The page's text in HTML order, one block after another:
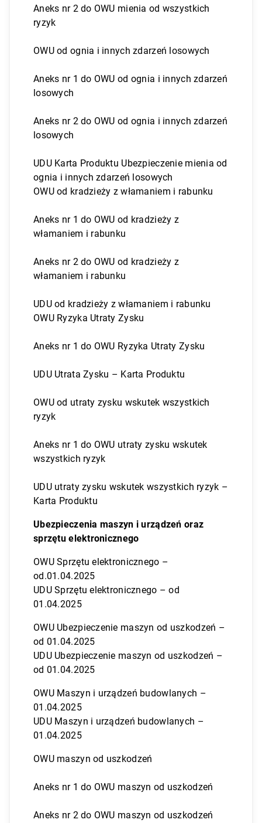
Aneks nr 2 do OWU mienia od wszystkich
ryzyk
OWU od ognia i innych zdarzeń losowych
Aneks nr 1 do OWU od ognia i innych zdarzeń
losowych
Aneks nr 2 do OWU od ognia i innych zdarzeń
losowych
UDU Karta Produktu Ubezpieczenie mienia od
ognia i innych zdarzeń losowych
OWU od kradzieży z włamaniem i rabunku
Aneks nr 1 do OWU od kradzieży z
włamaniem i rabunku
Aneks nr 2 do OWU od kradzieży z
włamaniem i rabunku
UDU od kradzieży z włamaniem i rabunku
OWU Ryzyka Utraty Zysku
Aneks nr 1 do OWU Ryzyka Utraty Zysku
UDU Utrata Zysku – Karta Produktu
OWU od utraty zysku wskutek wszystkich
ryzyk
Aneks nr 1 do OWU utraty zysku wskutek
wszystkich ryzyk
UDU utraty zysku wskutek wszystkich ryzyk –
Karta Produktu
Ubezpieczenia maszyn i urządzeń oraz
sprzętu elektronicznego
OWU Sprzętu elektronicznego –
od.01.04.2025
UDU Sprzętu elektronicznego – od
01.04.2025
OWU Ubezpieczenie maszyn od uszkodzeń –
od 01.04.2025
UDU Ubezpieczenie maszyn od uszkodzeń –
od 01.04.2025
OWU Maszyn i urządzeń budowlanych –
01.04.2025
UDU Maszyn i urządzeń budowlanych –
01.04.2025
OWU maszyn od uszkodzeń
Aneks nr 1 do OWU maszyn od uszkodzeń
Aneks nr 2 do OWU maszyn od uszkodzeń